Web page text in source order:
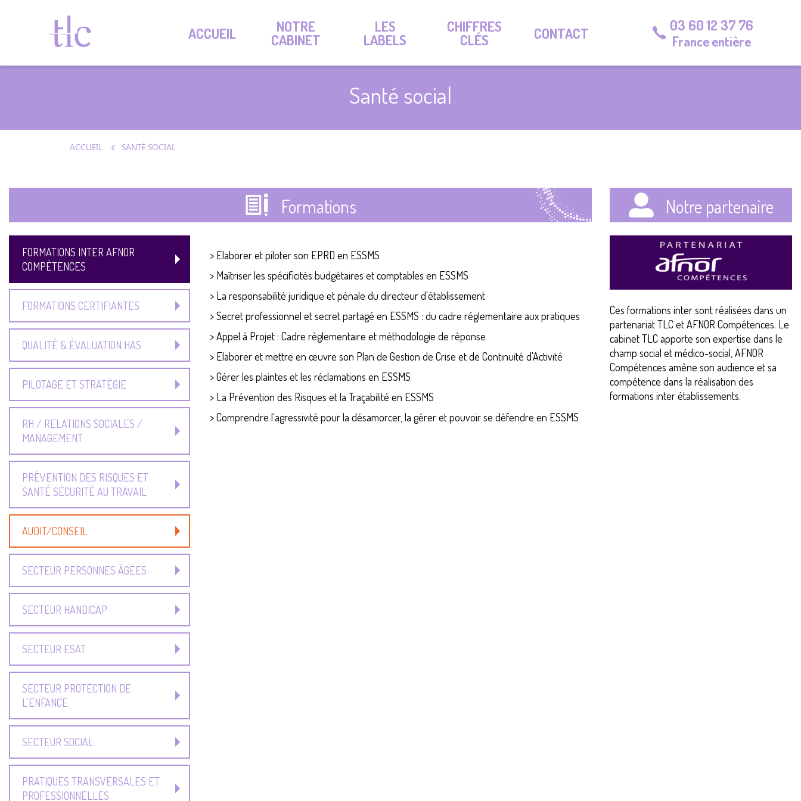
ACCUEIL NOTRE
CABINET
LES
LABELS
CHIFFRES
CLÉS CONTACT 03 60 12 37 76
France entière
Santé social
ACCUEIL SANTÉ SOCIAL
Formations
FORMATIONS INTER AFNOR
COMPÉTENCES
FORMATIONS CERTIFIANTES
QUALITÉ & ÉVALUATION HAS
PILOTAGE ET STRATÉGIE
RH / RELATIONS SOCIALES /
MANAGEMENT
PRÉVENTION DES RISQUES ET
SANTÉ SÉCURITÉ AU TRAVAIL
AUDIT/CONSEIL
SECTEUR PERSONNES ÂGÉES
SECTEUR HANDICAP
SECTEUR ESAT
SECTEUR PROTECTION DE
L'ENFANCE
SECTEUR SOCIAL
PRATIQUES TRANSVERSALES ET
PROFESSIONNELLES
> Elaborer et piloter son EPRD en ESSMS
> Maîtriser les spécificités budgétaires et comptables en ESSMS
> La responsabilité juridique et pénale du directeur d'établissement
>Secret professionnel et secret partagé en ESSMS : du cadre réglementaire aux pratiques
>Appel à Projet : Cadre règlementaire et méthodologie de réponse
> Elaborer et mettre en œuvre son Plan de Gestion de Crise et de Continuité d'Activité
>Gérer les plaintes et les réclamations en ESSMS
> La Prévention des Risques et la Traçabilité en ESSMS
>Comprendre l'agressivité pour la désamorcer, la gérer et pouvoir se défendre en ESSMS
Notre partenaire
Ces formations inter sont réalisées dans un
partenariat TLC et AFNOR Compétences. Le
cabinet TLC apporte son expertise dans le
champ social et médico-social, AFNOR
Compétences amène son audience et sa
compétence dans la réalisation des
formations inter établissements.